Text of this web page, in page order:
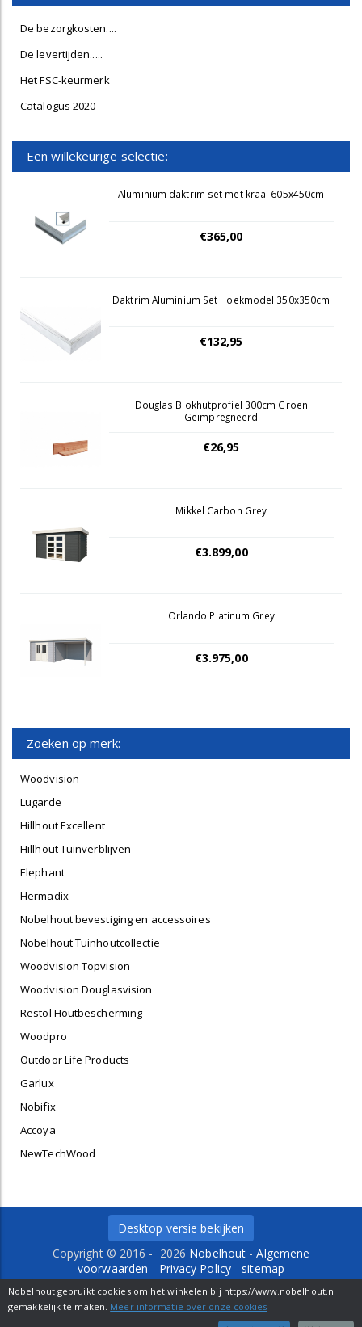
De bezorgkosten....
De levertijden.....
Het FSC-keurmerk
Catalogus 2020
Een willekeurige selectie:
Aluminium daktrim set met kraal 605x450cm
€365,00
Daktrim Aluminium Set Hoekmodel 350x350cm
€132,95
Douglas Blokhutprofiel 300cm Groen
Geïmpregneerd
€26,95
Mikkel Carbon Grey
€3.899,00
Orlando Platinum Grey
€3.975,00
Zoeken op merk:
Woodvision
Lugarde
Hillhout Excellent
Hillhout Tuinverblijven
Elephant
Hermadix
Nobelhout bevestiging en accessoires
Nobelhout Tuinhoutcollectie
Woodvision Topvision
Woodvision Douglasvision
Restol Houtbescherming
Woodpro
Outdoor Life Products
Garlux
Nobifix
Accoya
NewTechWood
Desktop versie bekijken
Copyright © 2016 - 2026 Nobelhout -Algemene
voorwaarden - Privacy Policy- sitemap
Delfweg 36 b-2211 VM-Noordwijkerhout- Tel. 0252-
429484 -info@nobelhout.nl
: elexioshop.nl
Nobelhout gebruikt cookies om het winkelen bij https://www.nobelhout.nl
gemakkelijk te maken. Meer informatie over onze cookies